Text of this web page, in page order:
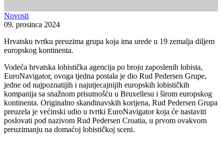
Novosti
09. prosinca 2024
Hrvatsku tvrtku preuzima grupa koja ima urede u 19 zemalja diljem
europskog kontinenta.
Vodeća hrvatska lobistička agencija po broju zaposlenih lobista,
EuroNavigator, ovoga tjedna postala je dio Rud Pedersen Grupe,
jedne od najpoznatijih i najutjecajnijih europskih lobističkih
kompanija sa snažnom prisutnošću u Bruxellesu i širom europskog
kontinenta. Originalno skandinavskih korijena, Rud Pedersen Grupa
preuzela je većinski udio u tvrtki EuroNavigator koja će nastaviti
poslovati pod nazivom Rud Pedersen Croatia, u prvom ovakvom
preuzimanju na domaćoj lobističkoj sceni.